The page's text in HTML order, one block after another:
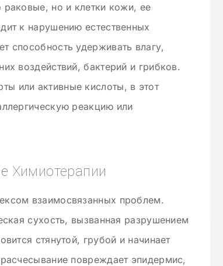
но и клетки кожи, ее
к нарушению естественных
способность удерживать влагу,
воздействий, бактерий и грибков.
или активные кислоты, в этот
реакцию или
Химиотерапии
взаимосвязанных проблем.
сухость, вызванная разрушением
стянутой, грубой и начинает
повреждает эпидермис,